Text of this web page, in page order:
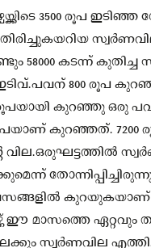
3500 രൂപ ഇടിഞ്ഞ
58000 കടന്ന്
800 രൂപ
രൂപയായി കുറഞ്ഞു ഒരു
കുറഞ്ഞത്. 7200
വില.ഒരുഘട്ടത്തില്‍
കുറയുകയാണ്
ഈ മാസത്തെ ഏറ്റവും
സ്വര്‍ണവില